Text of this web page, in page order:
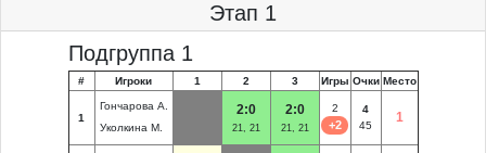
Этап 1
Подгруппа 1
# Игроки 1 2 3 Игры Очки Место
1
Гончарова А.
Уколкина М.
2:0
21, 21
2:0
21, 21
2
+2
4
45
1